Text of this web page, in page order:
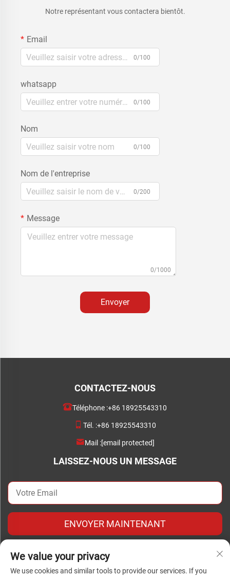
Notre représentant vous contactera bientôt.
Email
0/100
whatsapp
0/100
Nom
0/100
Nom de l'entreprise
0/200
Message
0/1000
Envoyer
CONTACTEZ-NOUS
Téléphone :+86 18925543310
Tél. :+86 18925543310
Mail :[email protected]
LAISSEZ-NOUS UN MESSAGE
ENVOYER MAINTENANT
We value your privacy
We use cookies and similar tools to provide our services. If you